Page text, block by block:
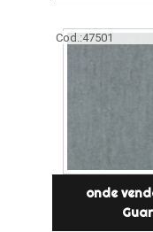
Cod.:47501
onde